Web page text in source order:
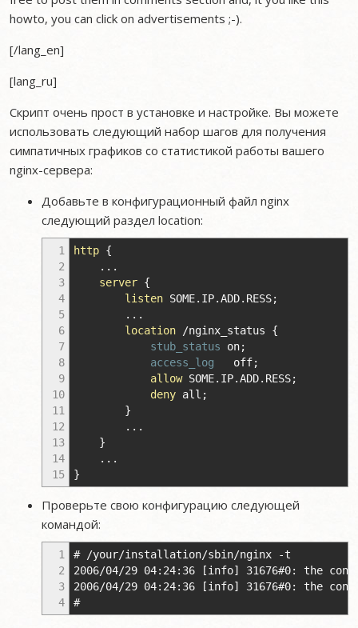
howto, you can click on advertisements ;-).
[/lang_en]
[lang_ru]
Скрипт очень прост в установке и настройке. Вы можете
использовать следующий набор шагов для получения
симпатичных графиков со статистикой работы вашего
nginx-сервера:
Добавьте в конфигурационный файл nginx
следующий раздел location:
1
2
3
4
5
6
7
8
9
10
11
12
13
14
15
http {
...
server {
listen SOME.IP.ADD.RESS;
...
location /nginx_status {
stub_status on;
access_log off;
allowSOME.IP.ADD.RESS;
deny all ;
}
...
}
...
}
Проверьте свою конфигурацию следующей
командой:
1
2
3
4
# /your/installation/sbin/nginx -t
2006/04/29 04:24:36 [info] 31676#0: the
2006/04/29 04:24:36 [info] 31676#0: the
#